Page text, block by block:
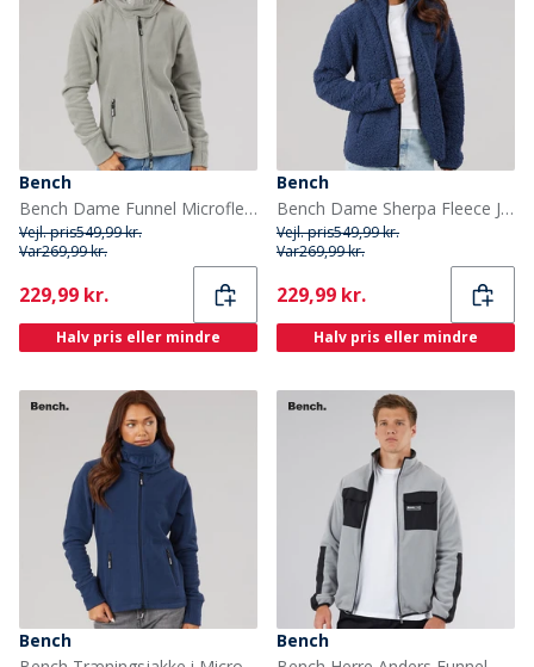
Bench
Bench Dame Funnel Microfleece Track Top Grafit Grå
Vejl. pris549,99 kr.
Var269,99 kr.
Current
229,99 kr.
Halv pris eller mindre
Bench
Bench Dame Sherpa Fleece Jakke Blå
Vejl. pris549,99 kr.
Var269,99 kr.
Current
229,99 kr.
Halv pris eller mindre
Bench
Bench